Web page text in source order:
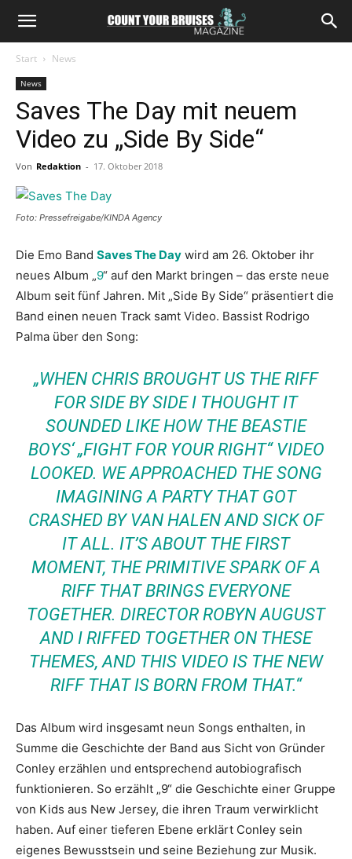
Start News
News
Saves The Day mit neuem
Video zu „Side By Side“
Von Redaktion - 17. Oktober 2018
Foto: Pressefreigabe/KINDA Agency
Die Emo Band Saves The Day wird am 26. Oktober ihr
neues Album „9“ auf den Markt bringen – das erste neue
Album seit fünf Jahren. Mit „Side By Side“ präsentiert die
Band einen neuen Track samt Video. Bassist Rodrigo
Palma über den Song:
„WHEN CHRIS BROUGHT US THE RIFF
FOR SIDE BY SIDE I THOUGHT IT
SOUNDED LIKE HOW THE BEASTIE
BOYS‘ „FIGHT FOR YOUR RIGHT“ VIDEO
LOOKED. WE APPROACHED THE SONG
IMAGINING A PARTY THAT GOT
CRASHED BY VAN HALEN AND SICK OF
IT ALL. IT’S ABOUT THE FIRST
MOMENT, THE PRIMITIVE SPARK OF A
RIFF THAT BRINGS EVERYONE
TOGETHER. DIRECTOR ROBYN AUGUST
AND I RIFFED TOGETHER ON THESE
THEMES, AND THIS VIDEO IS THE NEW
RIFF THAT IS BORN FROM THAT.“
Das Album wird insgesamt neun Songs enthalten, in
Summe die Geschichte der Band aus Sicht von Gründer
Conley erzählen und entsprechend autobiografisch
funktionieren. So erzählt „9“ die Geschichte einer Gruppe
von Kids aus New Jersey, die ihren Traum verwirklicht
haben. Auf einer tieferen Ebene erklärt Conley sein
eigenes Bewusstsein und seine Beziehung zur Musik.